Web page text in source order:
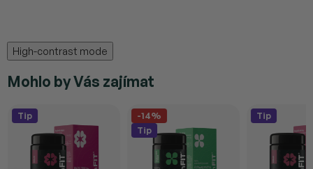
High-contrast mode
Mohlo by Vás zajímat
Tip
-14%
Tip
Tip